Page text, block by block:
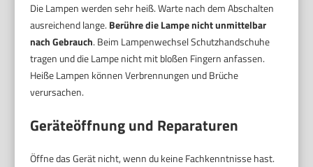
Die Lampen werden sehr heiß. Warte nach dem Abschalten
ausreichend lange. Berühre die Lampe nicht unmittelbar
nach Gebrauch. Beim Lampenwechsel Schutz­handschuhe
tragen und die Lampe nicht mit bloßen Fingern anfassen.
Heiße Lampen können Verbrennungen und Brüche
verursachen.
Geräteöffnung und Reparaturen
Öffne das Gerät nicht, wenn du keine Fachkenntnisse hast.